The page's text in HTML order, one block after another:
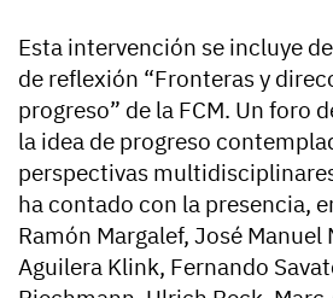
Esta intervención se incluye
de reflexión “Fronteras y
progreso” de la FCM. Un foro
la idea de progreso
perspectivas
ha contado con la presencia,
Ramón Margalef, José Manuel
Aguilera Klink, Fernando